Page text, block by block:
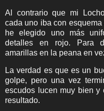
Al contrario que mi
cada uno iba con
he elegido uno más
detalles en rojo. Para
amarillas en la peana en
La verdad es que es un
golpe, pero una vez
escudos lucen muy bien y
resultado.